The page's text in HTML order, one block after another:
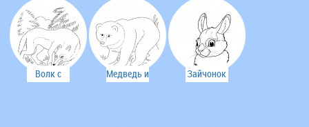
Волк с
Медведь и
Зайчонок